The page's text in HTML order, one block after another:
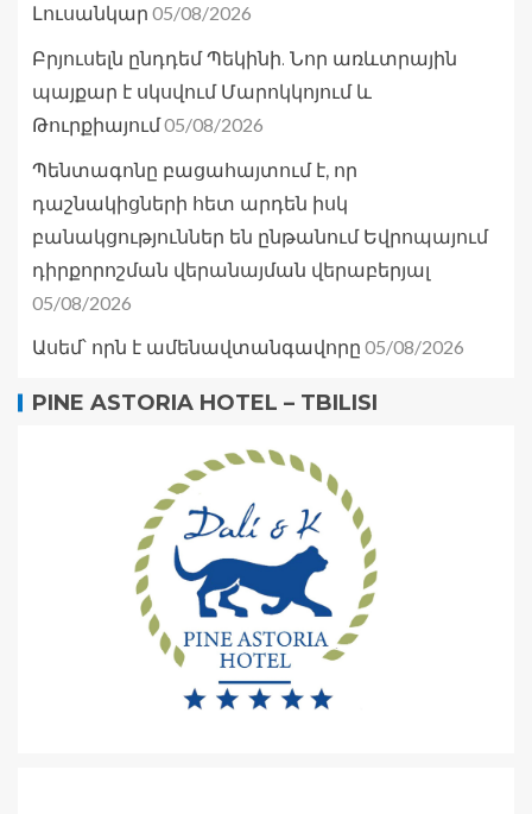
Լուսանկար 05/08/2026
Բրյուսելն ընդդեմ Պեկինի. Նոր առևտրային
պայքար է սկսվում Մարոկկոյում և
Թուրքիայում05/08/2026
Պենտագոնը բացահայտում է, որ
դաշնակիցների հետ արդեն իսկ
բանակցություններ են ընթանում Եվրոպայում
դիրքորոշման վերանայման վերաբերյալ
05/08/2026
Ասեմ՝ որն է ամենավտանգավորը 05/08/2026
PINE ASTORIA HOTEL – TBILISI